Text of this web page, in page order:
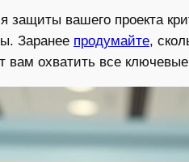
вашего проекта
Заранее продумайте,
вам охватить все